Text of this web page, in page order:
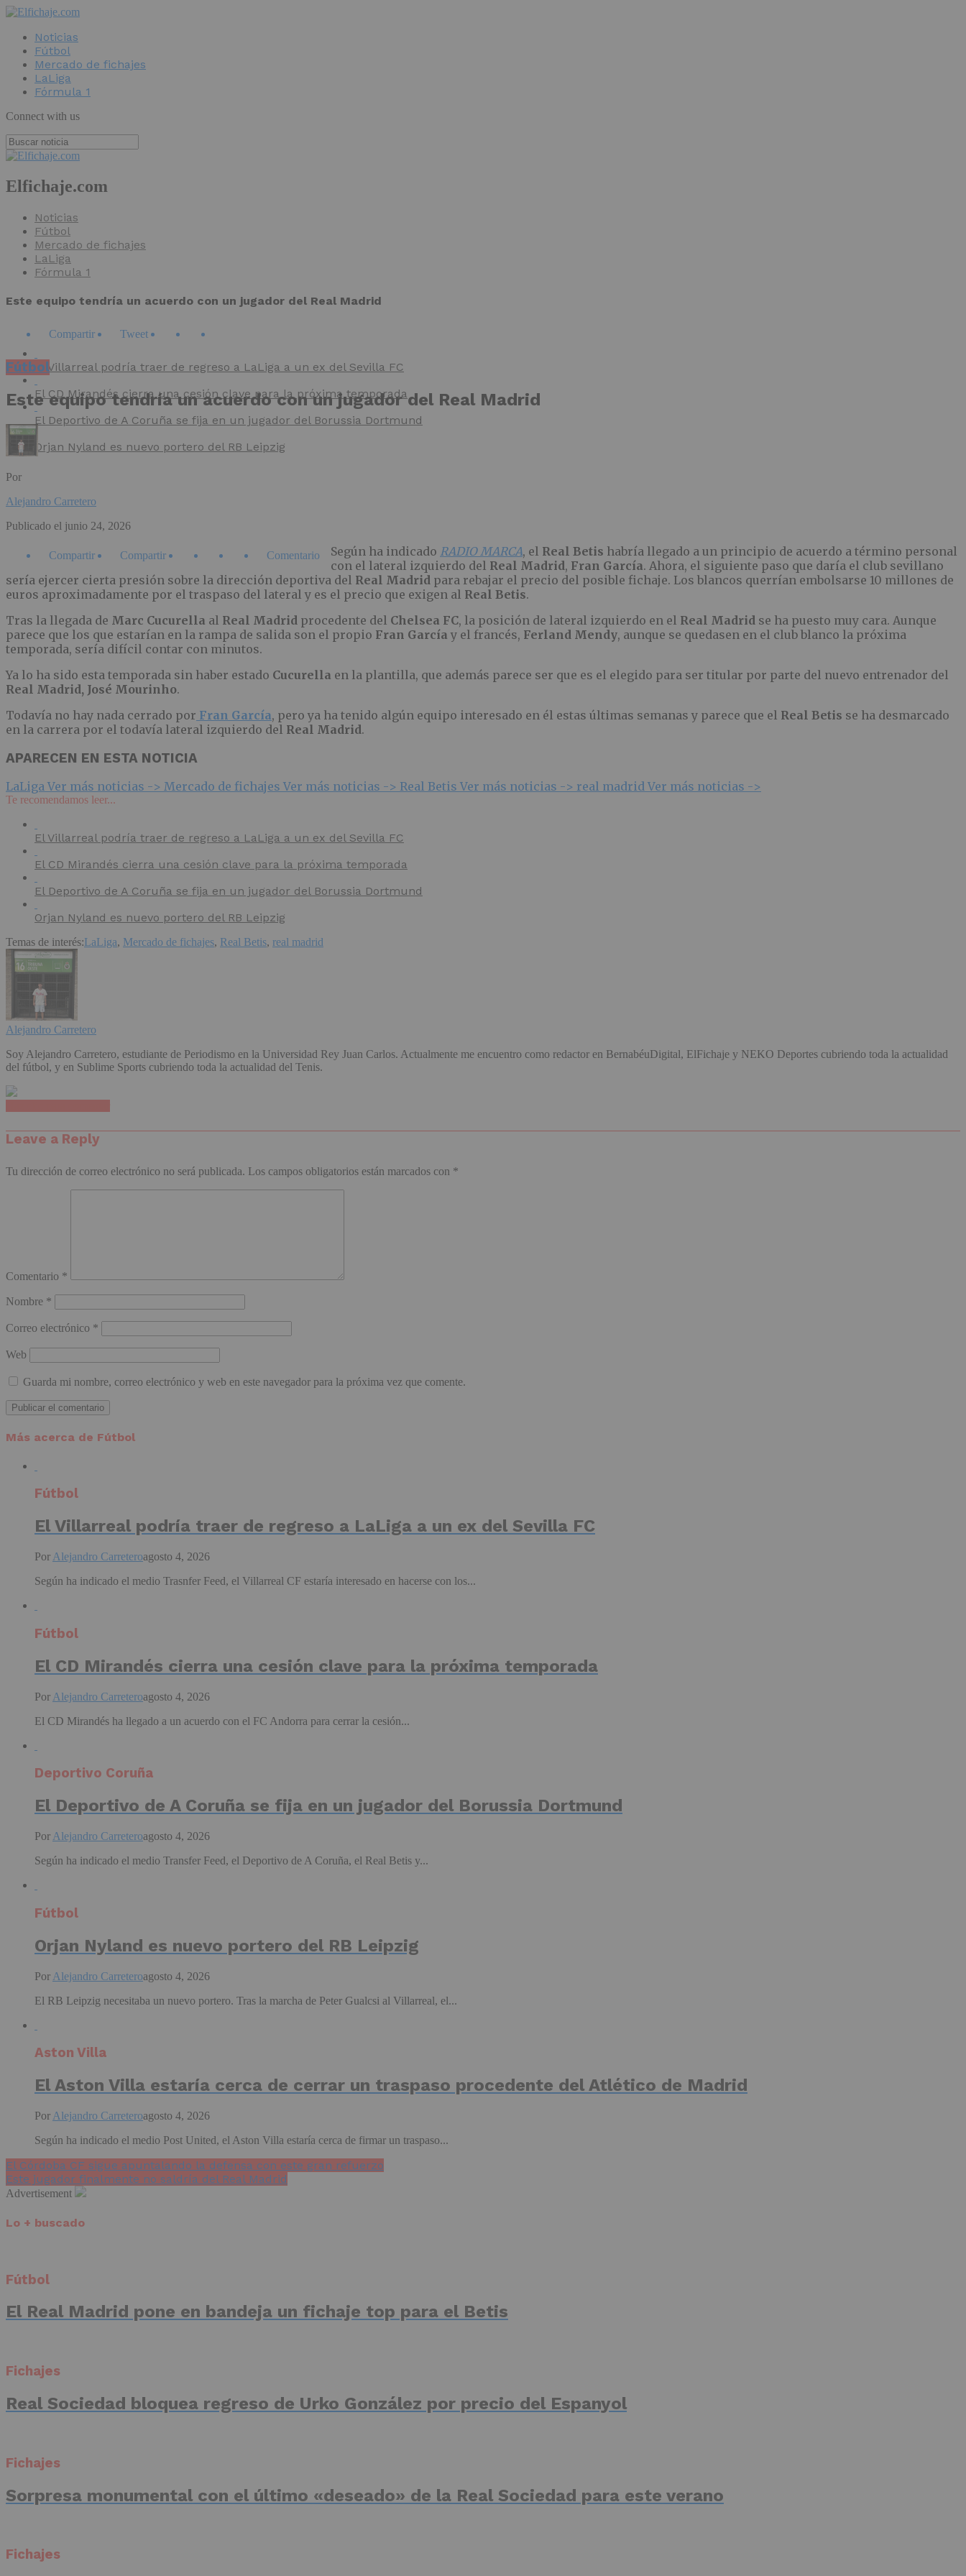
Noticias
Fútbol
Mercado de fichajes
LaLiga
Fórmula 1
Connect with us
Elfichaje.com
Noticias
Fútbol
Mercado de fichajes
LaLiga
Fórmula 1
Este equipo tendría un acuerdo con un jugador del Real Madrid
Compartir Tweet
El Villarreal podría traer de regreso a LaLiga a un ex del Sevilla FC
El CD Mirandés cierra una cesión clave para la próxima temporada
El Deportivo de A Coruña se fija en un jugador del Borussia Dortmund
Orjan Nyland es nuevo portero del RB Leipzig
Fútbol
Este equipo tendría un acuerdo con un jugador del Real Madrid
Por
Alejandro Carretero
Publicado el junio 24, 2026
Compartir Compartir Comentario Según ha indicado RADIO MARCA, el Real Betis habría llegado a un principio de acuerdo a término personal
con el lateral izquierdo del Real Madrid, Fran García. Ahora, el siguiente paso que daría el club sevillano
sería ejercer cierta presión sobre la dirección deportiva del Real Madrid para rebajar el precio del posible fichaje. Los blancos querrían embolsarse 10 millones de
euros aproximadamente por el traspaso del lateral y es el precio que exigen al Real Betis.
Tras la llegada de Marc Cucurella al Real Madrid procedente del Chelsea FC, la posición de lateral izquierdo en el Real Madrid se ha puesto muy cara. Aunque
parece que los que estarían en la rampa de salida son el propio Fran García y el francés, Ferland Mendy, aunque se quedasen en el club blanco la próxima
temporada, sería difícil contar con minutos.
Ya lo ha sido esta temporada sin haber estado Cucurella en la plantilla, que además parece ser que es el elegido para ser titular por parte del nuevo entrenador del
Real Madrid, José Mourinho.
Todavía no hay nada cerrado por Fran García, pero ya ha tenido algún equipo interesado en él estas últimas semanas y parece que el Real Betis se ha desmarcado
en la carrera por el todavía lateral izquierdo del Real Madrid.
APARECEN EN ESTA NOTICIA
LaLiga Ver más noticias -> Mercado de fichajes Ver más noticias -> Real Betis Ver más noticias -> real madrid Ver más noticias ->
Te recomendamos leer...
El Villarreal podría traer de regreso a LaLiga a un ex del Sevilla FC
El CD Mirandés cierra una cesión clave para la próxima temporada
El Deportivo de A Coruña se fija en un jugador del Borussia Dortmund
Orjan Nyland es nuevo portero del RB Leipzig
Temas de interés:LaLiga, Mercado de fichajes, Real Betis, real madrid
Alejandro Carretero
Soy Alejandro Carretero, estudiante de Periodismo en la Universidad Rey Juan Carlos. Actualmente me encuentro como redactor en BernabéuDigital, ElFichaje y NEKO Deportes cubriendo toda la actualidad
del fútbol, y en Sublime Sports cubriendo toda la actualidad del Tenis.
Leave a Reply
Tu dirección de correo electrónico no será publicada. Los campos obligatorios están marcados con *
Comentario *
Nombre *
Correo electrónico *
Web
Guarda mi nombre, correo electrónico y web en este navegador para la próxima vez que comente.
Más acerca de Fútbol
Fútbol
El Villarreal podría traer de regreso a LaLiga a un ex del Sevilla FC
Por Alejandro Carreteroagosto 4, 2026
Según ha indicado el medio Trasnfer Feed, el Villarreal CF estaría interesado en hacerse con los...
Fútbol
El CD Mirandés cierra una cesión clave para la próxima temporada
Por Alejandro Carreteroagosto 4, 2026
El CD Mirandés ha llegado a un acuerdo con el FC Andorra para cerrar la cesión...
Deportivo Coruña
El Deportivo de A Coruña se fija en un jugador del Borussia Dortmund
Por Alejandro Carreteroagosto 4, 2026
Según ha indicado el medio Transfer Feed, el Deportivo de A Coruña, el Real Betis y...
Fútbol
Orjan Nyland es nuevo portero del RB Leipzig
Por Alejandro Carreteroagosto 4, 2026
El RB Leipzig necesitaba un nuevo portero. Tras la marcha de Peter Gualcsi al Villarreal, el...
Aston Villa
El Aston Villa estaría cerca de cerrar un traspaso procedente del Atlético de Madrid
Por Alejandro Carreteroagosto 4, 2026
Según ha indicado el medio Post United, el Aston Villa estaría cerca de firmar un traspaso...
El Córdoba CF sigue apuntalando la defensa con este gran refuerzo
Este jugador finalmente no saldría del Real Madrid
Advertisement
Lo + buscado
Fútbol
El Real Madrid pone en bandeja un fichaje top para el Betis
Fichajes
Real Sociedad bloquea regreso de Urko González por precio del Espanyol
Fichajes
Sorpresa monumental con el último «deseado» de la Real Sociedad para este verano
Fichajes